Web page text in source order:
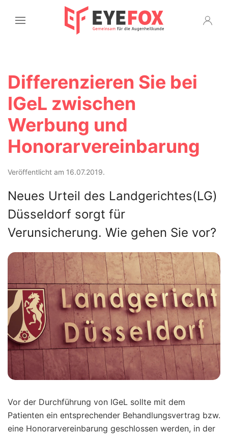
Differenzieren Sie bei
IGeL zwischen
Werbung und
Honorarvereinbarung
Veröffentlicht am 16.07.2019.
Neues Urteil des Landgerichtes(LG)
Düsseldorf sorgt für
Verunsicherung. Wie gehen Sie vor?
Vor der Durchführung von IGeL sollte mit dem
Patienten ein entsprechender Behandlungsvertrag bzw.
eine Honorarvereinbarung geschlossen werden, in der